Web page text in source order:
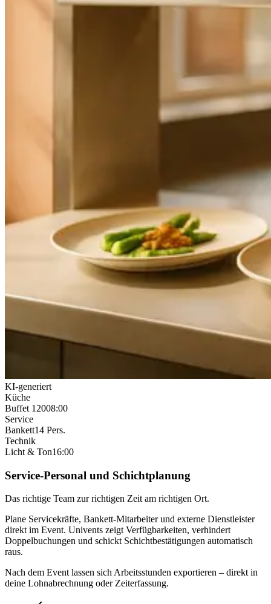
KI-generiert
Küche
Buffet 12008:00
Service
Bankett14 Pers.
Technik
Licht & Ton16:00
Service-Personal und Schichtplanung
Das richtige Team zur richtigen Zeit am richtigen Ort.
Plane Servicekräfte, Bankett-Mitarbeiter und externe Dienstleister
direkt im Event. Univents zeigt Verfügbarkeiten, verhindert
Doppelbuchungen und schickt Schichtbestätigungen automatisch
raus.
Nach dem Event lassen sich Arbeitsstunden exportieren – direkt in
deine Lohnabrechnung oder Zeiterfassung.